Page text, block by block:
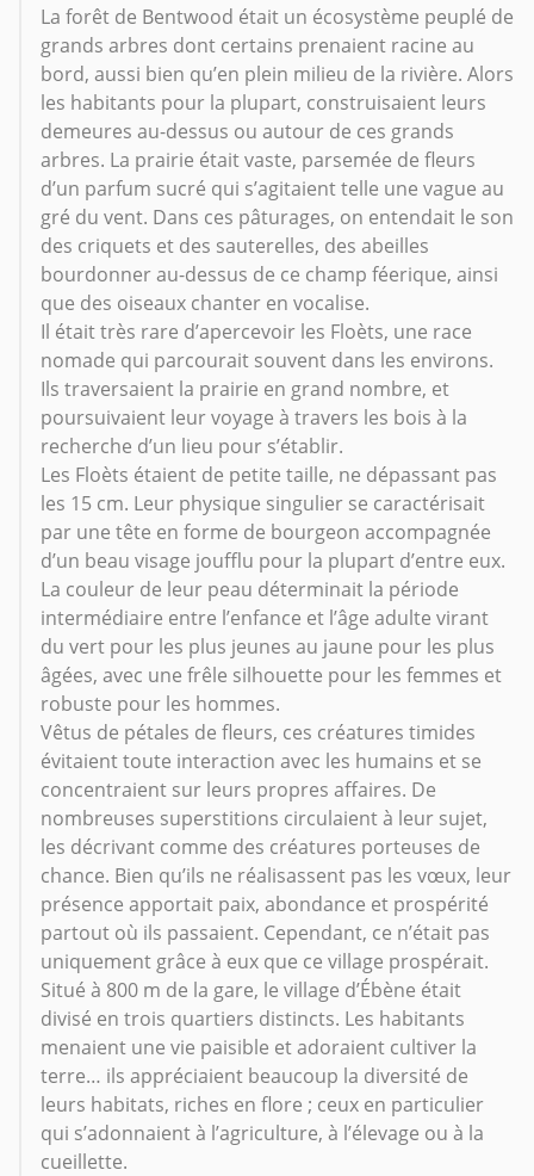
La forêt de Bentwood était un écosystème peuplé de
grands arbres dont certains prenaient racine au
bord, aussi bien qu’en plein milieu de la rivière. Alors
les habitants pour la plupart, construisaient leurs
demeures au-dessus ou autour de ces grands
arbres. La prairie était vaste, parsemée de fleurs
d’un parfum sucré qui s’agitaient telle une vague au
gré du vent. Dans ces pâturages, on entendait le son
des criquets et des sauterelles, des abeilles
bourdonner au-dessus de ce champ féerique, ainsi
que des oiseaux chanter en vocalise.
Il était très rare d’apercevoir les Floèts, une race
nomade qui parcourait souvent dans les environs.
Ils traversaient la prairie en grand nombre, et
poursuivaient leur voyage à travers les bois à la
recherche d’un lieu pour s’établir.
Les Floèts étaient de petite taille, ne dépassant pas
les 15 cm. Leur physique singulier se caractérisait
par une tête en forme de bourgeon accompagnée
d’un beau visage joufflu pour la plupart d’entre eux.
La couleur de leur peau déterminait la période
intermédiaire entre l’enfance et l’âge adulte virant
du vert pour les plus jeunes au jaune pour les plus
âgées, avec une frêle silhouette pour les femmes et
robuste pour les hommes.
Vêtus de pétales de fleurs, ces créatures timides
évitaient toute interaction avec les humains et se
concentraient sur leurs propres affaires. De
nombreuses superstitions circulaient à leur sujet,
les décrivant comme des créatures porteuses de
chance. Bien qu’ils ne réalisassent pas les vœux, leur
présence apportait paix, abondance et prospérité
partout où ils passaient. Cependant, ce n’était pas
uniquement grâce à eux que ce village prospérait.
Situé à 800 m de la gare, le village d’Ébène était
divisé en trois quartiers distincts. Les habitants
menaient une vie paisible et adoraient cultiver la
terre… ils appréciaient beaucoup la diversité de
leurs habitats, riches en flore ; ceux en particulier
qui s’adonnaient à l’agriculture, à l’élevage ou à la
cueillette.